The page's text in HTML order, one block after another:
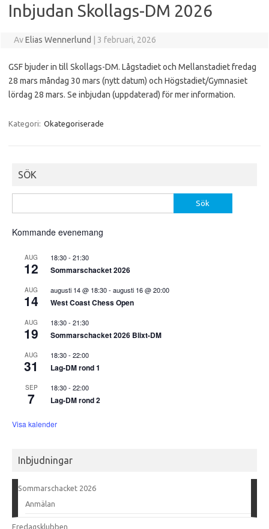
Inbjudan Skollags-DM 2026
AvElias Wennerlund 3 februari, 2026
GSF bjuder in till Skollags-DM. Lågstadiet och Mellanstadiet fredag
28 mars måndag 30 mars (nytt datum) och Högstadiet/Gymnasiet
lördag 28 mars. Se inbjudan (uppdaterad) för mer information.
Kategori: Okategoriserade
SÖK
efter:
Kommande evenemang
AUG
12
18:30- 21:30
Sommarschacket 2026
AUG
14
augusti 14 @ 18:30- augusti 16 @ 20:00
West Coast Chess Open
AUG
19
18:30- 21:30
Sommarschacket 2026 Blixt-DM
AUG
31
18:30- 22:00
Lag-DM rond 1
SEP
7
18:30- 22:00
Lag-DM rond 2
Visa kalender
Inbjudningar
Sommarschacket 2026
Anmälan
Fredagsklubben